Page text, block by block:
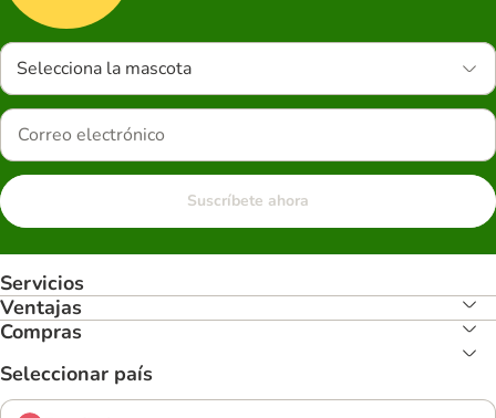
Selecciona la mascota
Suscríbete ahora
Servicios
Ventajas
Compras
Seleccionar país